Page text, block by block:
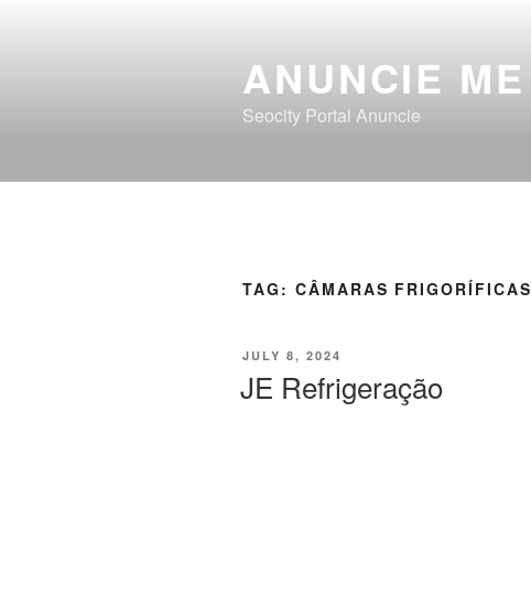
ANUNCIE ME
Seocity Portal Anuncie
TAG: CÂMARAS FRIGORÍFICAS
JULY 8, 2024
JE Refrigeração